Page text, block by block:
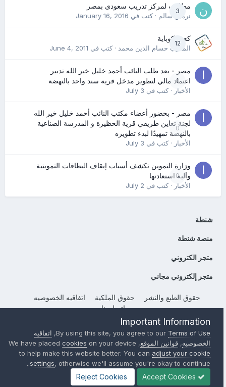
3
مطلوب لمركز تدريب سعودى بمصر
نرمين سالم· كتب في January 16, 2016
12
كعب كوباية
المدرب حسام الدين محمد· كتب في June 4, 2011
0
مصر - بعد طلب النائب أحمد خليل خير الله تدبير
اعتماد مالي لتطوير مدخل قرية سند واحد بالنهضة
الأخبار· كتب في July 3
0
مصر - بحضور أعضاء مكتب النائب أحمد خليل خير الله
لجنة تعاين طريقي قرية الحظيرة و المدرسة الصناعية
بالنهضة تمهيدًا لبدء تطويره
الأخبار· كتب في July 3
0
وزارة التموين تكشف أسباب إيقاف البطاقات التموينية
وآلية استعادتها
الأخبار· كتب في July 2
شنطة
منصة شنطة
متجر الكتروني
متجر إلكتروني مجاني
حقوق الطبع والنشر حقوق الملكية
اتفاقيه الخصوصيه
إتصل بنا
Powered by Invision CommunityImportant Information
By using this site, you agree to ourTerms of Use
, اتفاقيه
الخصوصيه, قوانين الموقع, We have placed
cookies on your device
to help make this website better. You canadjust your cookie
settings , otherwise we'll assume you're okay to continue..
Accept Cookies